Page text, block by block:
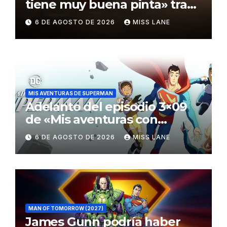
tiene muy buena pinta» tras
el fracaso de «Supergirl»
6 DE AGOSTO DE 2026 MISS LANE
MIS AVENTURAS DE SUPERMAN
Adelanto del episodio 3×09
de «Mis aventuras con
Superman»
6 DE AGOSTO DE 2026 MISS LANE
MAN OF TOMORROW (2027)
James Gunn podría haber